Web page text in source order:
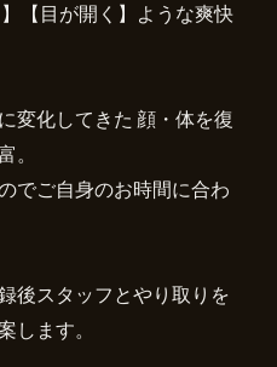
【目が開く】ような爽快
変化してきた 顔・体を復
。
でご自身のお時間に合わ
後スタッフとやり取りを
します。